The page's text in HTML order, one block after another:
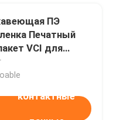
ПЭ
Печатный
VCI для
деталей
контактные